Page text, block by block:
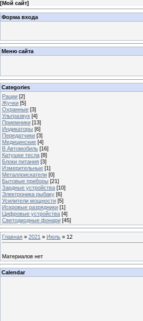
[Мой сайт]
Форма входа
Меню сайта
Categories
Рации [2]
Жучки [5]
Охранные [3]
Ультразвук [4]
Приемники [13]
Индикаторы [6]
Передатчики [3]
Медицинские [4]
В Автомобиль [16]
Катушки тесла [8]
Блоки питания [3]
Измерительные [1]
Металлоискатели [0]
Бытовые приборы [21]
Зардные устройства [10]
Электроника рыбаку [6]
Усилители мощности [5]
Искровые разрядники [1]
Цифровые устройства [4]
Светодиодные фонари [45]
Главная » 2021 » Июль » 12
Материалов нет
Calendar